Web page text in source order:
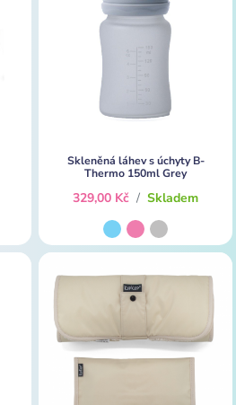
Skleněná láhev s úchyty B-
Thermo 150ml Grey
329,00 Kč / Skladem